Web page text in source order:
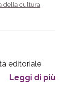
della cultura
editoriale
Leggi di più